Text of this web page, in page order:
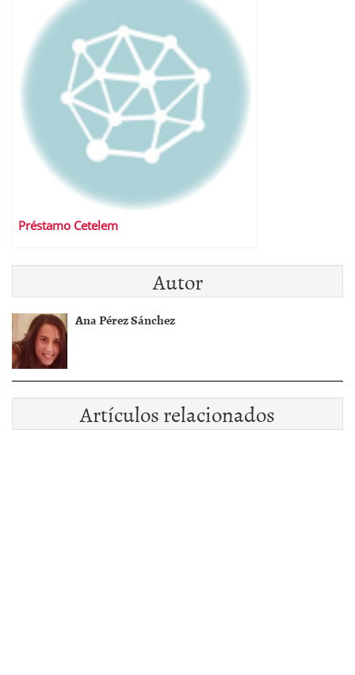
Préstamo Cetelem
Autor
Ana Pérez Sánchez
Artículos relacionados